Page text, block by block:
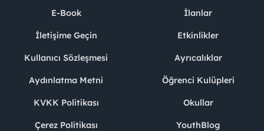
E-Book
İletişime Geçin
Kullanıcı Sözleşmesi
Aydınlatma Metni
KVKK Politikası
Çerez Politikası
İlanlar
Etkinlikler
Ayrıcalıklar
Öğrenci Kulüpleri
Okullar
YouthBlog